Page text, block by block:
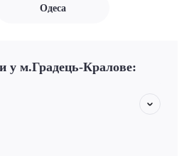
Одеса
у м.Градець-Кралове: